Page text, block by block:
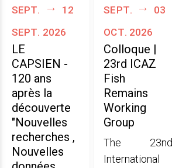
sept.
12
sept. 2026
LE
CAPSIEN -
120 ans
après la
découverte
"Nouvelles
recherches ,
Nouvelles
sept.
03
oct. 2026
Colloque |
23rd ICAZ
Fish
Remains
Working
Group
The 23nd
International